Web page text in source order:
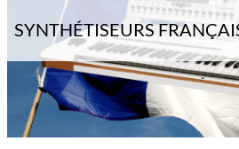
SYNTHÉTISEURS